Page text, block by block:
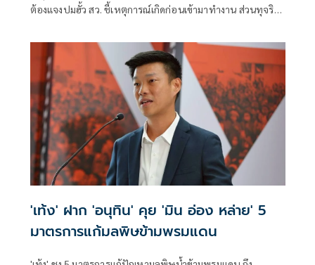
ต้องแจงปมฮั้ว สว. ชี้เหตุการณ์เกิดก่อนเข้ามาทำงาน ส่วนทุจริต
'เท้ง' ฝาก 'อนุทิน' คุย 'มิน อ่อง หล่าย' 5
มาตรการแก้มลพิษข้ามพรมแดน